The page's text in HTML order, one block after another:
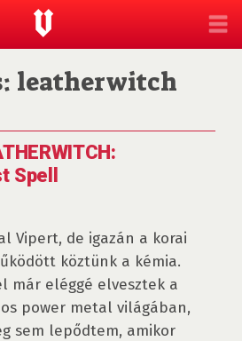
leatherwitch
Spell
Vipert, de igazán a korai
köztünk a kémia.
már eléggé elvesztek a
power metal világában,
sem lepődtem, amikor